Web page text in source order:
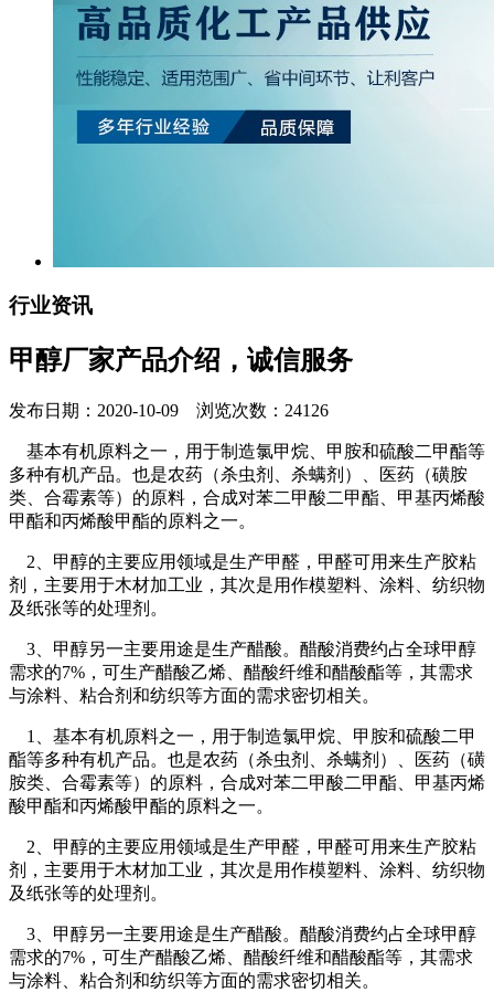
行业资讯
甲醇厂家产品介绍，诚信服务
发布日期：2020-10-09 浏览次数：24126
基本有机原料之一，用于制造氯甲烷、甲胺和硫酸二甲酯等
多种有机产品。也是农药（杀虫剂、杀螨剂）、医药（磺胺
类、合霉素等）的原料，合成对苯二甲酸二甲酯、甲基丙烯酸
甲酯和丙烯酸甲酯的原料之一。
2、甲醇的主要应用领域是生产甲醛，甲醛可用来生产胶粘
剂，主要用于木材加工业，其次是用作模塑料、涂料、纺织物
及纸张等的处理剂。
3、甲醇另一主要用途是生产醋酸。醋酸消费约占全球甲醇
需求的7%，可生产醋酸乙烯、醋酸纤维和醋酸酯等，其需求
与涂料、粘合剂和纺织等方面的需求密切相关。
1、基本有机原料之一，用于制造氯甲烷、甲胺和硫酸二甲
酯等多种有机产品。也是农药（杀虫剂、杀螨剂）、医药（磺
胺类、合霉素等）的原料，合成对苯二甲酸二甲酯、甲基丙烯
酸甲酯和丙烯酸甲酯的原料之一。
2、甲醇的主要应用领域是生产甲醛，甲醛可用来生产胶粘
剂，主要用于木材加工业，其次是用作模塑料、涂料、纺织物
及纸张等的处理剂。
3、甲醇另一主要用途是生产醋酸。醋酸消费约占全球甲醇
需求的7%，可生产醋酸乙烯、醋酸纤维和醋酸酯等，其需求
与涂料、粘合剂和纺织等方面的需求密切相关。